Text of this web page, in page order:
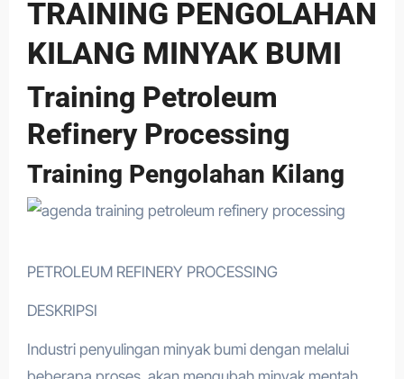
TRAINING PENGOLAHAN
KILANG MINYAK BUMI
Training Petroleum
Refinery Processing
Training Pengolahan Kilang
PETROLEUM REFINERY PROCESSING
DESKRIPSI
Industri penyulingan minyak bumi dengan melalui